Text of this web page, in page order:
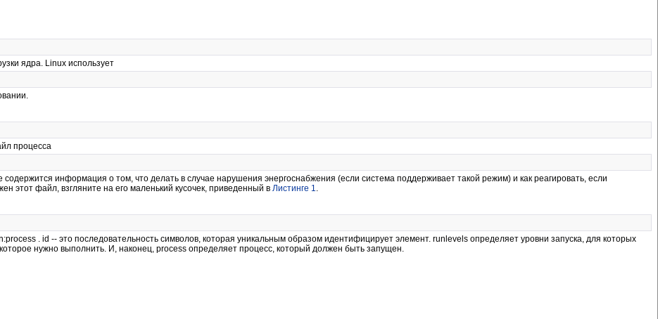
ядра. Linux использует
процесса
содержится информация о том, что делать в случае нарушения энергоснабжения (если система поддерживает такой режим) и как реагировать, если
этот файл, взгляните на его маленький кусочек, приведенный в Листинге 1
. id -- это последовательность символов, которая уникальным образом идентифицирует элемент. runlevels определяет уровни запуска, для которых
нужно выполнить. И, наконец, process определяет процесс, который должен быть запущен.